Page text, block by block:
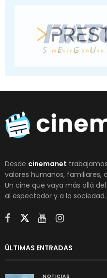
Desde cinemanet
valores humanos, familiares,
Un cine que vaya más allá
al espectador y a la sociedad.
ÚLTIMAS ENTRADAS
NOTICIAS